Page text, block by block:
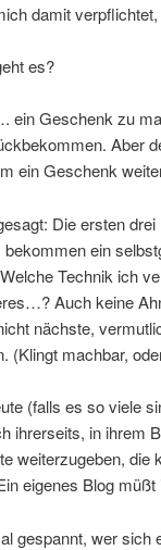
damit
es?
ein Geschenk zu
Aber
ein Geschenk
Die ersten
bekommen ein
Technik ich
Auch keine
nächste,
(Klingt machbar,
(falls es so viele
ihrerseits, in ihrem
weiterzugeben,
eigenes Blog
gespannt, wer